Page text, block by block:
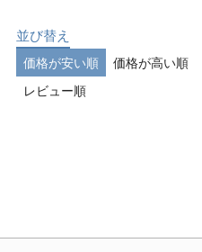
並び替え
価格が安い順 価格が高い順
レビュー順